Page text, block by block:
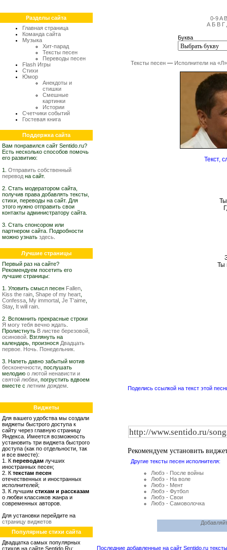
Разделы сайта
Главная страница
Команда сайта
Музыка
Хит-парад
Тексты песен
Переводы песен
Flash Игры
Стихи
Юмор
Анекдоты и
стишки
Смешные
картинки
Истории
Счетчики событий
Гостевая книга
Поддержка сайта
Вам понравился сайт Sentido.ru?
Есть несколько способов помочь
его развитию:
1. Отправить собственный
перевод на сайт.
2. Стать модератором сайта,
получив права добавлять тексты,
стихи, переводы на сайт. Для
этого нужно отправить свои
контакты администратору сайта.
3. Стать спонсором или
партнером сайта. Подробности
можно узнать здесь
Лучшие страницы
Первый раз на сайте?
Рекомендуем посетить его
лучшие страницы:
1. Уловить смысл песен Fallen
Kiss the rain Shape of my heart
Confessa My immortal Je T'aime
Stay, It will rain
2. Вспомнить прекрасные строки
Я могу тебя вечно ждать
Пролистнуть В листве березовой,
осиновой . Взглянуть на
календарь, произнося Двадцать
первое. Ночь. Понедельник.
3. Напеть давно забытый мотив
бесконечности , послушать
мелодию о лютой ненависти и
святой любви , погрустить вдвоем
вместе с летним дождем
Виджеты
Для вашего удобства мы создали
виджеты быстрого доступа к
сайту через главную страницу
Яндекса. Имеется возможность
установить три виджета быстрого
доступа (как по отдельности, так
и все вместе):
1. К переводам лучших
иностранных песен;
2. К текстам песен
отечественных и иностранных
исполнителей;
3. К лучшим стихам и рассказам
о любви классиков жанра и
современных авторов.
Для установки перейдите на
страницу виджетов
Популярные стихи сайта
Двадцатка самых популярных
стихов на сайте Sentido.Ru:
0-9 A
А Б В Г
Буква
Тексты песен — Исполнители на «Л»
Текст,
Ты
Поделись ссылкой на текст этой
Рекомендуем установить
Другие тексты песен исполнителя:
Любэ - После войны
Любэ - На воле
Любэ - Мент
Любэ - Футбол
Любэ - Свои
Любэ - Самоволочка
Последние добавленные на сайт Sentido.ru